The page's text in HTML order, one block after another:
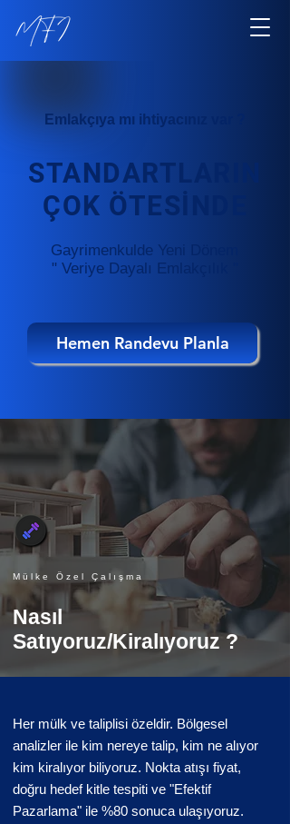
Emlakçıya mı ihtiyacınız var ?
STANDARTLARIN
ÇOK ÖTESİNDE
Gayrimenkulde Yeni Dönem
" Veriye Dayalı Emlakçılık "
Hemen Randevu Planla
Mülke Özel Çalışma
Nasıl
Satıyoruz/Kiralıyoruz ?
Her mülk ve taliplisi özeldir. Bölgesel
analizler ile kim nereye talip, kim ne alıyor
kim kiralıyor biliyoruz. Nokta atışı fiyat,
doğru hedef kitle tespiti ve "Efektif
Pazarlama" ile %80 sonuca ulaşıyoruz.